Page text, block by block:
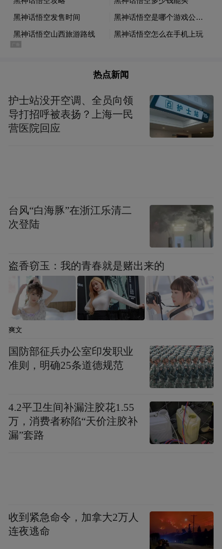
大同，华严寺和云冈石窟是历史的瑰宝。大
同刀削面，劲道十足，是当地的一大特色。
住宿推荐大同云冈建国酒店，离景点近，交
第四站：长治
热点新闻
护士站没开空调、全员向领
导打招呼被表扬？上海一民
营医院回应
台风“白海豚”在浙江乐清二
次登陆
盗香窃玉：我的青春就是赌出来的
爽文
国防部征兵办公室印发职业
准则，明确25条道德规范
4.2平卫生间补漏注胶花1.55
万，消费者称陷“天价注胶补
漏”套路
收到紧急命令，加拿大2万人
连夜逃命